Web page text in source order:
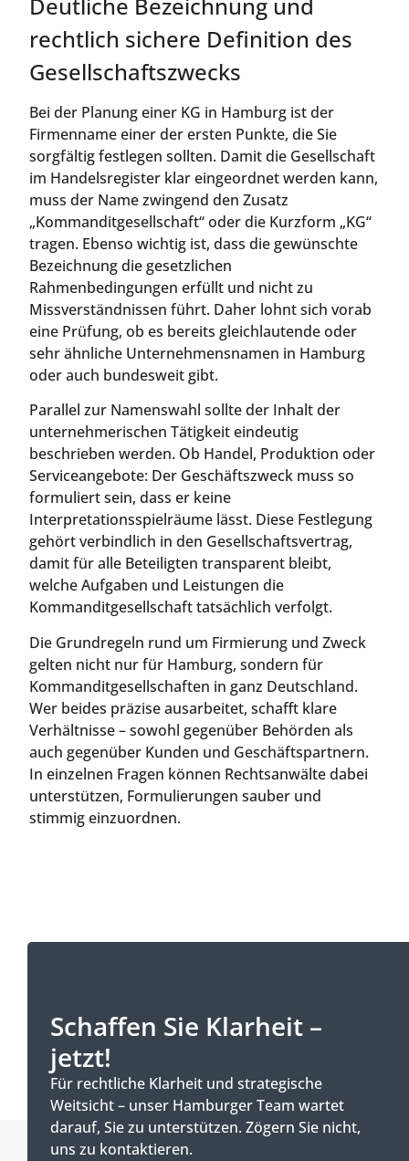
rechtlich sichere Definition des
Gesellschaftszwecks
Bei der Planung einer KG in Hamburg ist der
Firmenname einer der ersten Punkte, die Sie
sorgfältig festlegen sollten. Damit die Gesellschaft
im Handelsregister klar eingeordnet werden kann,
muss der Name zwingend den Zusatz
„Kommanditgesellschaft“ oder die Kurzform „KG“
tragen. Ebenso wichtig ist, dass die gewünschte
Bezeichnung die gesetzlichen
Rahmenbedingungen erfüllt und nicht zu
Missverständnissen führt. Daher lohnt sich vorab
eine Prüfung, ob es bereits gleichlautende oder
sehr ähnliche Unternehmensnamen in Hamburg
oder auch bundesweit gibt.
Parallel zur Namenswahl sollte der Inhalt der
unternehmerischen Tätigkeit eindeutig
beschrieben werden. Ob Handel, Produktion oder
Serviceangebote: Der Geschäftszweck muss so
formuliert sein, dass er keine
Interpretationsspielräume lässt. Diese Festlegung
gehört verbindlich in den Gesellschaftsvertrag,
damit für alle Beteiligten transparent bleibt,
welche Aufgaben und Leistungen die
Kommanditgesellschaft tatsächlich verfolgt.
Die Grundregeln rund um Firmierung und Zweck
gelten nicht nur für Hamburg, sondern für
Kommanditgesellschaften in ganz Deutschland.
Wer beides präzise ausarbeitet, schafft klare
Verhältnisse – sowohl gegenüber Behörden als
auch gegenüber Kunden und Geschäftspartnern.
In einzelnen Fragen können Rechtsanwälte dabei
unterstützen, Formulierungen sauber und
stimmig einzuordnen.
Schaffen Sie Klarheit –
jetzt!
Für rechtliche Klarheit und strategische
Weitsicht – unser Hamburger Team wartet
darauf, Sie zu unterstützen. Zögern Sie nicht,
uns zu kontaktieren.